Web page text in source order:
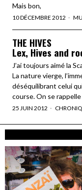
Mais bon,
10 DÉCEMBRE 2012
THE HIVES
Lex, Hives and
J’ai toujours aimé la
La nature vierge,
déséquilibrant celui
course. On se rappelle
25 JUIN 2012